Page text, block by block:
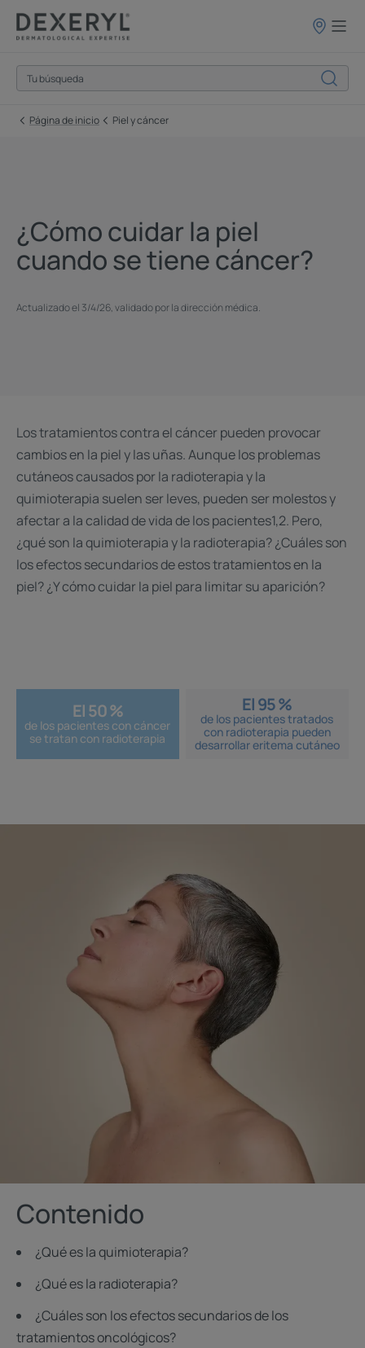
Puntos
Página de inicio Piel y cáncer
¿Cómo cuidar la piel
cuando se tiene cáncer?
Actualizado el 3/4/26, validado porla dirección médica.
Los tratamientos contra el cáncer pueden provocar
cambios en la piel y las uñas. Aunque los problemas
cutáneos causados por la radioterapia y la
quimioterapia suelen ser leves, pueden ser molestos y
afectar a la calidad de vida de los pacientes1,2. Pero,
¿qué son la quimioterapia y la radioterapia? ¿Cuáles son
los efectos secundarios de estos tratamientos en la
piel? ¿Y cómo cuidar la piel para limitar su aparición?
El 50 %
de los pacientes con cáncer
se tratan con radioterapia
El 95 %
de los pacientes tratados
con radioterapia pueden
desarrollar eritema cutáneo
Contenido
¿Qué es la quimioterapia?
¿Qué es la radioterapia?
¿Cuáles son los efectos secundarios de los
tratamientos oncológicos?